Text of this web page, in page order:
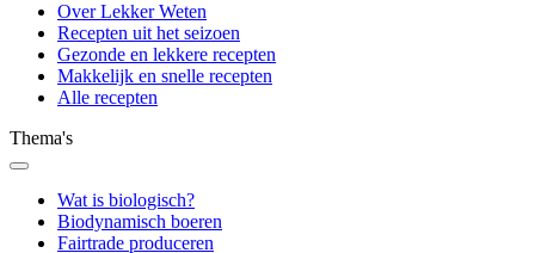
Over Lekker Weten
Recepten uit het seizoen
Gezonde en lekkere recepten
Makkelijk en snelle recepten
Alle recepten
Thema's
Wat is biologisch?
Biodynamisch boeren
Fairtrade produceren